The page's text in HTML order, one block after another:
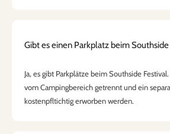
Gibt es einen Parkplatz beim Southside
Ja, es gibt Parkplätze beim Southside
vom Campingbereich getrennt und ein
kostenpfltichtig erworben werden.